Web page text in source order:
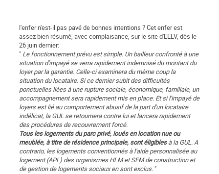
l'enfer n'est-il pas pavé de bonnes intentions ? Cet enfer est
assez bien résumé, avec complaisance, sur le site d'EELV, dès le
26 juin dernier:
" Le fonctionnement prévu est simple. Un bailleur confronté à une
situation d'impayé se verra rapidement indemnisé du montant du
loyer par la garantie. Celle-ci examinera du même coup la
situation du locataire. Si ce dernier subit des difficultés
ponctuelles liées à une rupture sociale, économique, familiale, un
accompagnement sera rapidement mis en place. Et si l'impayé de
loyers est lié au comportement abusif de la part d'un locataire
indélicat, la GUL se retournera contre lui et lancera rapidement
des procédures de recouvrement forcé.
Tous les logements du parc privé, loués en location nue ou
meublée, à titre de résidence principale, sont éligiblesà la GUL. A
contrario, les logements conventionnés à l'aide personnalisée au
logement (APL) des organismes HLM et SEM de construction et
de gestion de logements sociaux en sont exclus."